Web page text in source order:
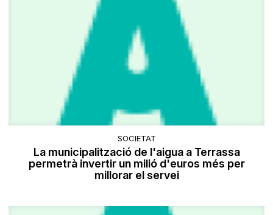
SOCIETAT
La municipalització de l'aigua a Terrassa
permetrà invertir un milió d'euros més per
millorar el servei